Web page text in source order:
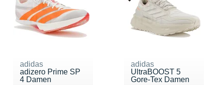
adidas
adizero Prime SP
4 Damen
adidas
UltraBOOST 5
Gore-Tex Damen